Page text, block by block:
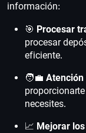
información:
🎯 Procesar
procesar
eficiente.
🧑‍💼 Atención
necesites.
📈 Mejorar